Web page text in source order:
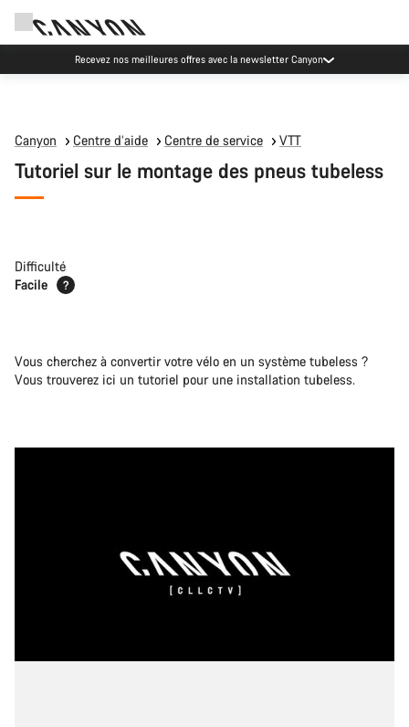
Recevez nos meilleures offres avec la newsletter Canyon
Canyon Centre d’aide Centre de service VTT
Tutoriel sur le montage des pneus tubeless
Difficulté
Facile
?
Vous cherchez à convertir votre vélo en un système tubeless ?
Vous trouverez ici un tutoriel pour une installation tubeless.